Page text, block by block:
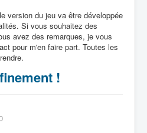
version du jeu va être développée
Si vous souhaitez des
avez des remarques, je vous
pour m'en faire part. Toutes les
!